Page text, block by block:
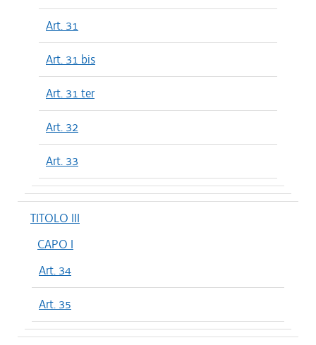
Art. 31
Art. 31 bis
Art. 31 ter
Art. 32
Art. 33
TITOLO III
CAPO I
Art. 34
Art. 35